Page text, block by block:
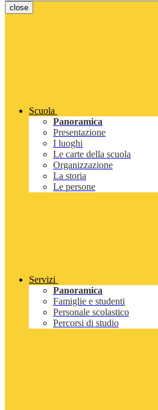
close
Scuola
Panoramica
Presentazione
I luoghi
Le carte della scuola
Organizzazione
La storia
Le persone
Servizi
Panoramica
Famiglie e studenti
Personale scolastico
Percorsi di studio